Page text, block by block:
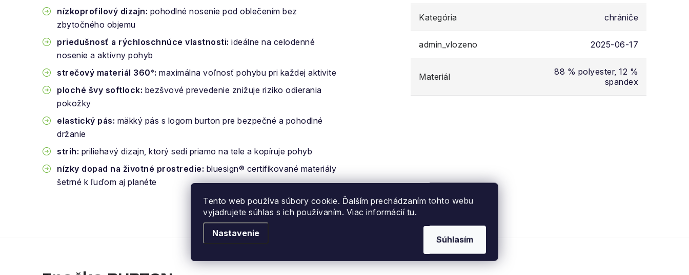
Tento web používa súbory cookie. Ďalším prechádzaním tohto webu
vyjadrujete súhlas s ich používaním. Viac informácií tu.
Nastavenie
Súhlasím
nízkoprofilový dizajn: pohodlné nosenie pod oblečením bez
zbytočného objemu
priedušnosť a rýchloschnúce vlastnosti: ideálne na celodenné
nosenie a aktívny pohyb
strečový materiál 360°: maximálna voľnosť pohybu pri každej aktivite
ploché švy softlock: bezšvové prevedenie znižuje riziko odierania
pokožky
elastický pás: mäkký pás s logom burton pre bezpečné a pohodlné
držanie
strih: priliehavý dizajn, ktorý sedí priamo na tele a kopíruje pohyb
nízky dopad na životné prostredie: bluesign® certifikované materiály
šetrné k ľuďom aj planéte
Kategória chrániče
admin_vlozeno 2025-06-17
Materiál
88 % polyester, 12 %
spandex